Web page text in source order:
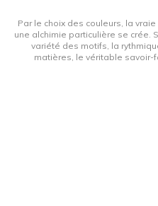
Par le choix des couleurs, la
une alchimie particulière se crée.
variété des motifs, la
matières, le véritable savoir-